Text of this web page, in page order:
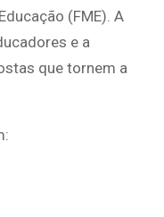
(FME). A
e a
que tornem a